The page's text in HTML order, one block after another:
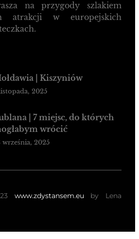
na przygody szlakiem
atrakcji w europejskich
| Kiszyniów
2025
| 7 miejsc, do których
wrócić
września, 2025
www.zdystansem.eu by Lena